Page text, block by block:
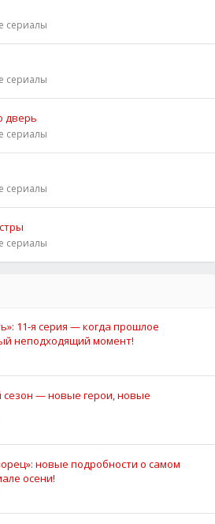
сериалы
сериалы
дверь
сериалы
сериалы
сериалы
11‑я серия — когда прошлое
неподходящий момент!
сезон — новые герои, новые
новые подробности о самом
осени!